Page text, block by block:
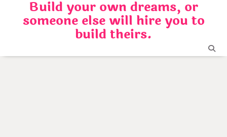
Build your own dreams, or
someone else will hire you to
build theirs.